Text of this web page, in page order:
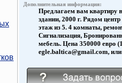
Дополнительная информация:
Предлагаем вам квартиру
здании, 2000 г. Рядом
этаж из 5. 4 комнаты,
Сигнализация,
мебель. Цена 350000 евро
egle.baltica@gmail.com,